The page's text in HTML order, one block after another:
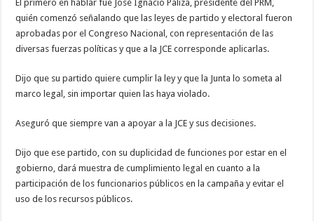
El primero en hablar fue José Ignacio Paliza, presidente del PRM,
quién comenzó señalando que las leyes de partido y electoral fueron
aprobadas por el Congreso Nacional, con representación de las
diversas fuerzas políticas y que a la JCE corresponde aplicarlas.
Dijo que su partido quiere cumplir la ley y que la Junta lo someta al
marco legal, sin importar quien las haya violado.
Aseguró que siempre van a apoyar a la JCE y sus decisiones.
Dijo que ese partido, con su duplicidad de funciones por estar en el
gobierno, dará muestra de cumplimiento legal en cuanto a la
participación de los funcionarios públicos en la campaña y evitar el
uso de los recursos públicos.